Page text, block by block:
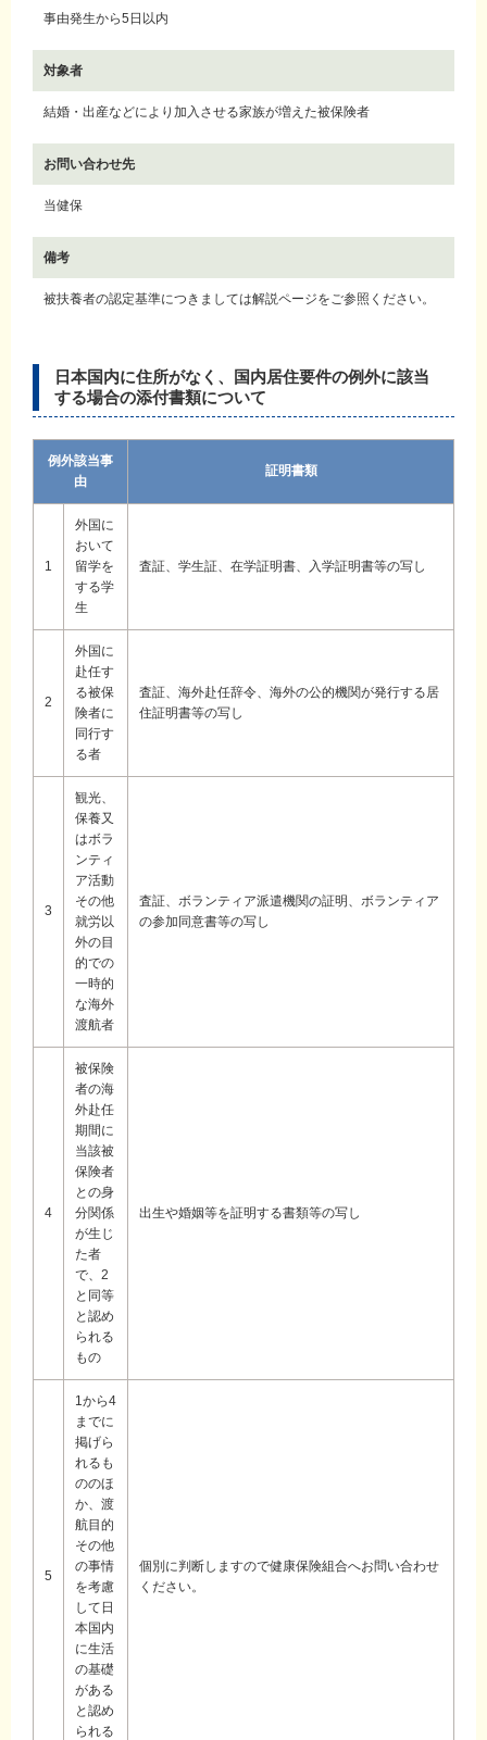
事由発生から5日以内
対象者
結婚・出産などにより加入させる家族が増えた被保険者
お問い合わせ先
当健保
備考
被扶養者の認定基準につきましては解説ページをご参照ください。
日本国内に住所がなく、国内居住要件の例外に該当
する場合の添付書類について
例外該当事
由
証明書類
1
外国に
おいて
留学を
する学
生
査証、学生証、在学証明書、入学証明書等の写し
2
外国に
赴任す
る被保
険者に
同行す
る者
査証、海外赴任辞令、海外の公的機関が発行する居
住証明書等の写し
3
観光、
保養又
はボラ
ンティ
ア活動
その他
就労以
外の目
的での
一時的
な海外
渡航者
査証、ボランティア派遣機関の証明、ボランティア
の参加同意書等の写し
4
被保険
者の海
外赴任
期間に
当該被
保険者
との身
分関係
が生じ
た者
で、2
と同等
と認め
られる
もの
出生や婚姻等を証明する書類等の写し
5
1から4
までに
掲げら
れるも
ののほ
か、渡
航目的
その他
の事情
を考慮
して日
本国内
に生活
の基礎
がある
と認め
られる
個別に判断しますので健康保険組合へお問い合わせ
ください。